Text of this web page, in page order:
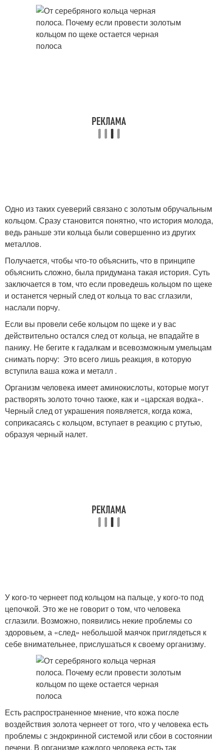
Одно из таких суеверий связано с золотым обручальным
кольцом. Сразу становится понятно, что история молода,
ведь раньше эти кольца были совершенно из других
металлов.
Получается, чтобы что-то объяснить, что в принципе
объяснить сложно, была придумана такая история. Суть
заключается в том, что если проведешь кольцом по щеке
и останется черный след от кольца то вас сглазили,
наслали порчу.
Если вы провели себе кольцом по щеке и у вас
действительно остался след от кольца, не впадайте в
панику. Не бегите к гадалкам и всевозможным умельцам
снимать порчу: Это всего лишь реакция, в которую
вступила ваша кожа и металл .
Организм человека имеет аминокислоты, которые могут
растворять золото точно также, как и «царская водка».
Черный след от украшения появляется, когда кожа,
соприкасаясь с кольцом, вступает в реакцию с ртутью,
образуя черный налет.
У кого-то чернеет под кольцом на пальце, у кого-то под
цепочкой. Это же не говорит о том, что человека
сглазили. Возможно, появились некие проблемы со
здоровьем, а «след» небольшой маячок приглядеться к
себе внимательнее, прислушаться к своему организму.
Есть распространенное мнение, что кожа после
воздействия золота чернеет от того, что у человека есть
проблемы с эндокринной системой или сбои в состоянии
печени. В организме каждого человека есть так